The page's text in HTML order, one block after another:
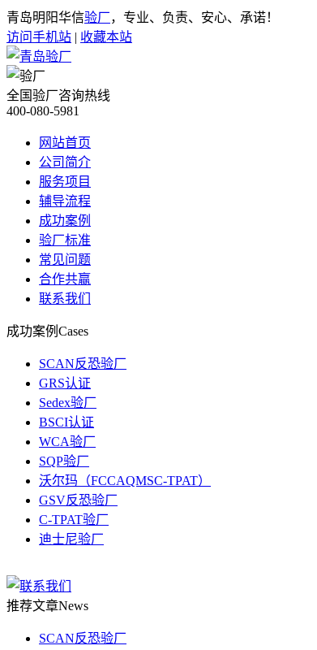
青岛明阳华信验厂，专业、负责、安心、承诺！
访问手机站 | 收藏本站
全国验厂咨询热线
400-080-5981
网站首页
公司简介
服务项目
辅导流程
成功案例
验厂标准
常见问题
合作共赢
联系我们
成功案例 Cases
SCAN反恐验厂
GRS认证
Sedex验厂
BSCI认证
WCA验厂
SQP验厂
沃尔玛（FCCAQMSC-TPAT）
GSV反恐验厂
C-TPAT验厂
迪士尼验厂
推荐文章News
SCAN反恐验厂